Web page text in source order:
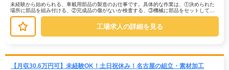
未経験から始められる、車載用部品の製造のお仕事です。具体的な作業は、①決められた
場所に部品を組み付ける、②完成品の傷がないか検査する、③機械に部品をセットしてボ
タンを押す、といった工程です。難し...
工場求人の詳細を見る
【月収30.6万円可】未経験OK！土日祝休み！名古屋の組立・素材加工